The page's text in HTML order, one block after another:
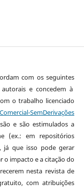
com os seguintes
e concedem à
o trabalho licenciado
SemDerivações
e são estimulados a
(ex.: em repositórios
já que isso pode gerar
o impacto e a citação do
nesta revista de
com atribuições